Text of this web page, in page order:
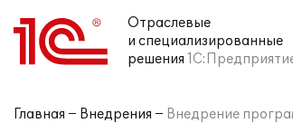
Отраслевые
и специализированные
решения
Главная Внедрения Внедрение